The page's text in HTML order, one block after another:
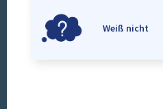
Weiß nicht